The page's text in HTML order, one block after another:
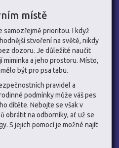
místě
prioritou. I když
stvoření na světě, nikdy
dozoru. Je důležité naučit
miminka a jeho prostoru. Místo,
být pro psa tabu.
pravidel a
podmínky může váš pes
dítěte. Nebojte se však v
obrátit na odborníky, ať už se
S jejich pomocí je možné najít